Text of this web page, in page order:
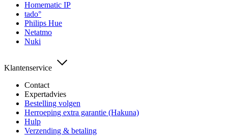
Homematic IP
tado°
Philips Hue
Netatmo
Nuki
Klantenservice
Contact
Expertadvies
Bestelling volgen
Herroeping extra garantie (Hakuna)
Hulp
Verzending & betaling